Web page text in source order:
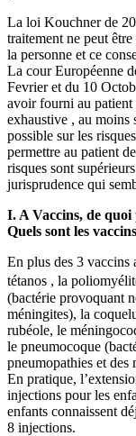
La loi Kouchner de
traitement ne peut
la personne et ce
La cour Européenne
Fevrier et du 10
avoir fourni au
exhaustive , au moins
possible sur les
permettre au patient
risques sont
jurisprudence qui
I. A Vaccins, de quoi
Quels sont les
En plus des 3 vaccins
tétanos , la
(bactérie provoquant
méningites), la
rubéole, le
le pneumocoque
pneumopathies et des
En pratique,
injections pour les
enfants connaissent
8 injections.